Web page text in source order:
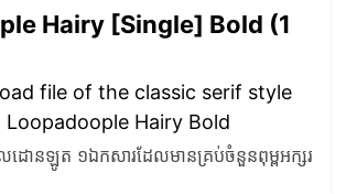
Hairy [Single] Bold (1
file of the classic serif style
Hairy Bold
ោនឡូត ១ឯកសារដែលមានគ្រប់ចំនួនពុម្ពអក្សរ